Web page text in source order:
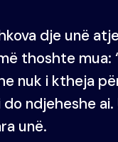
dje unë
thoshte mua:
nuk i ktheja
ndjeheshe ai.
unë.